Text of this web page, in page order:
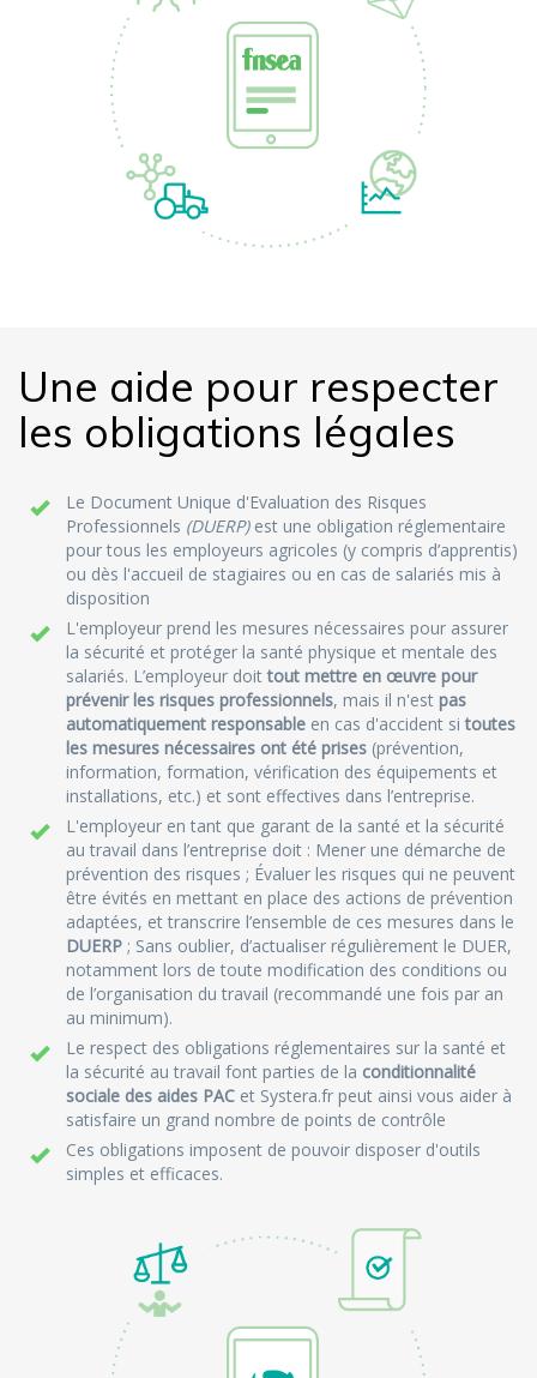
Une aide pour respecter
les obligations légales
Le Document Unique d'Evaluation des Risques
Professionnels (DUERP)est une obligation réglementaire
pour tous les employeurs agricoles (y compris d’apprentis)
ou dès l'accueil de stagiaires ou en cas de salariés mis à
disposition
L'employeur prend les mesures nécessaires pour assurer
la sécurité et protéger la santé physique et mentale des
salariés. L’employeur doittout mettre en œuvre pour
prévenir les risques professionnels, mais il n'est pas
automatiquement responsable en cas d'accident sitoutes
les mesures nécessaires ont été prises (prévention,
information, formation, vérification des équipements et
installations, etc.) et sont effectives dans l’entreprise.
L'employeur en tant que garant de la santé et la sécurité
au travail dans l’entreprise doit : Mener une démarche de
prévention des risques ; Évaluer les risques qui ne peuvent
être évités en mettant en place des actions de prévention
adaptées, et transcrire l’ensemble de ces mesures dans le
DUERP ; Sans oublier, d’actualiser régulièrement le DUER,
notamment lors de toute modification des conditions ou
de l’organisation du travail (recommandé une fois par an
au minimum).
Le respect des obligations réglementaires sur la santé et
la sécurité au travail font parties de la conditionnalité
sociale des aides PAC et Systera.fr peut ainsi vous aider à
satisfaire un grand nombre de points de contrôle
Ces obligations imposent de pouvoir disposer d'outils
simples et efficaces.